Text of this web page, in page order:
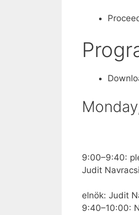
9:00–9:40:
Judit
elnök: Judit
9:40–10:00: